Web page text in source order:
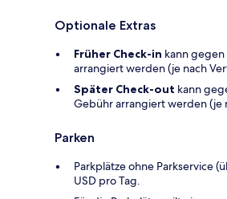
Optionale Extras
Früher Check-in kann
arrangiert werden (je nach
Später Check-out kann
Gebühr arrangiert werden (je
Parken
Parkplätze ohne Parkservice
USD pro Tag.